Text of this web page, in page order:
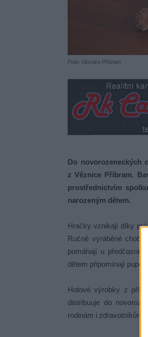
Foto: Věznice Příbram
Do novorozeneckých
z Věznice Příbram.
prostřednictvím
narozeným dětem.
Hračky vznikají díky
Ručně vyráběné
pomáhají u předčasně
dětem připomínají
Hotové výrobky z
distribuuje do
rodinám i zdravotníkům